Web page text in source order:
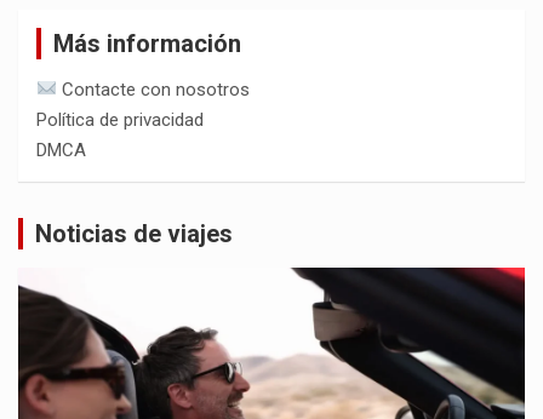
Más información
Contacte con nosotros
Política de privacidad
DMCA
Noticias de viajes